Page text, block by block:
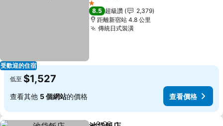
受歡迎的住宿
1 星級
8.5 超級讚
2,379
距離新宿站 4.8 公里
傳統日式裝潢查看價格
低至 $1,527
查看其他 5 個網站的價格 查看價格